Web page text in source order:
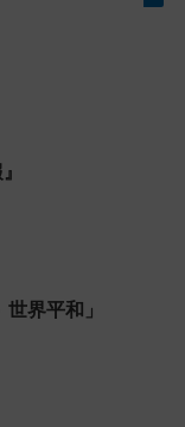
世界平和」